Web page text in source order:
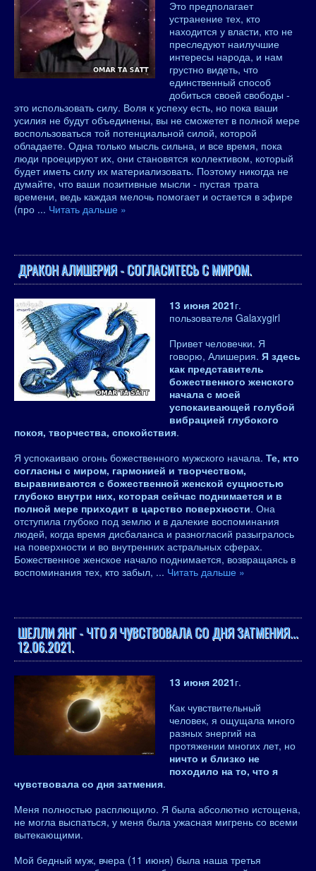
Это предполагает
устранение тех, кто
находится у власти, кто не
преследуют наилучшие
интересы народа, и нам
грустно видеть, что
единственный способ
добиться своей свободы -
это использовать силу. Воля к успеху есть, но пока ваши
усилия не будут объединены, вы не сможетет в полной мере
воспользоваться той потенциальной силой, которой
обладаете. Одна только мысль сильна, и все время, пока
люди проецируют их, они становятся коллективом, который
будет иметь силу их материализовать. Поэтому никогда не
думайте, что ваши позитивные мысли - пустая трата
времени, ведь каждая мелочь помогает и остается в эфире
(про ... Читать дальше »
ДРАКОН АЛИШЕРИЯ - СОГЛАСИТЕСЬ С МИРОМ.
13 июня 2021г.
пользователя Galaxygirl
Привет человечки. Я
говорю, Алишерия. Я здесь
как представитель
божественного женского
начала с моей
успокаивающей голубой
вибрацией глубокого
покоя, творчества, спокойствия.
Я успокаиваю огонь божественного мужского начала. Те, кто
согласны с миром, гармонией и творчеством,
выравниваются с божественной женской сущностью
глубоко внутри них, которая сейчас поднимается и в
полной мере приходит в царство поверхности. Она
отступила глубоко под землю и в далекие воспоминания
людей, когда время дисбаланса и разногласий разыгралось
на поверхности и во внутренних астральных сферах.
Божественное женское начало поднимается, возвращаясь в
воспоминания тех, кто забыл, ... Читать дальше »
ШЕЛЛИ ЯНГ - ЧТО Я ЧУВСТВОВАЛА СО ДНЯ ЗАТМЕНИЯ...
12.06.2021.
13 июня 2021г.
Как чувствительный
человек, я ощущала много
разных энергий на
протяжении многих лет, но
ничто и близко не
походило на то, что я
чувствовала со дня затмения.
Меня полностью расплющило. Я была абсолютно истощена,
не могла выспаться, у меня была ужасная мигрень со всеми
вытекающими.
Мой бедный муж, вчера (11 июня) была наша третья